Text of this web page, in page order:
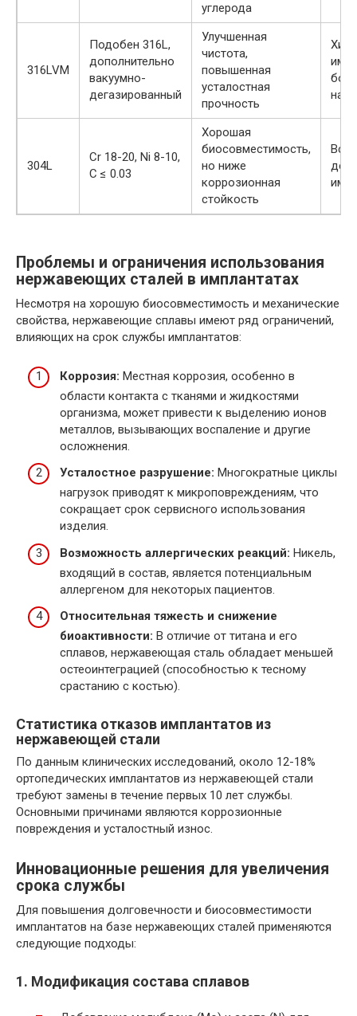
углерода
316LVM
Подобен 316L,
дополнительно
вакуумно-
дегазированный
Улучшенная
чистота,
повышенная
усталостная
прочность
304L
Cr 18-20, Ni 8-10,
C ≤ 0.03
Хорошая
биосовместимость,
но ниже
коррозионная
стойкость
Проблемы и ограничения использования
нержавеющих сталей в имплантатах
Несмотря на хорошую биосовместимость и механические
свойства, нержавеющие сплавы имеют ряд ограничений,
влияющих на срок службы имплантатов:
Коррозия: Местная коррозия, особенно в
области контакта с тканями и жидкостями
организма, может привести к выделению ионов
металлов, вызывающих воспаление и другие
осложнения.
Усталостное разрушение: Многократные циклы
нагрузок приводят к микроповреждениям, что
сокращает срок сервисного использования
изделия.
Возможность аллергических реакций: Никель,
входящий в состав, является потенциальным
аллергеном для некоторых пациентов.
Относительная тяжесть и снижение
биоактивности: В отличие от титана и его
сплавов, нержавеющая сталь обладает меньшей
остеоинтеграцией (способностью к тесному
срастанию с костью).
Статистика отказов имплантатов из
нержавеющей стали
По данным клинических исследований, около 12-18%
ортопедических имплантатов из нержавеющей стали
требуют замены в течение первых 10 лет службы.
Основными причинами являются коррозионные
повреждения и усталостный износ.
Инновационные решения для увеличения
срока службы
Для повышения долговечности и биосовместимости
имплантатов на базе нержавеющих сталей применяются
следующие подходы:
1. Модификация состава сплавов